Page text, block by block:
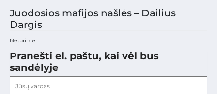
Juodosios mafijos našlės – Dailius
Dargis
Neturime
Pranešti el. paštu, kai vėl bus
sandėlyje